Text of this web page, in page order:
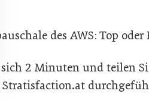
des AWS: Top oder
sich 2 Minuten und teilen